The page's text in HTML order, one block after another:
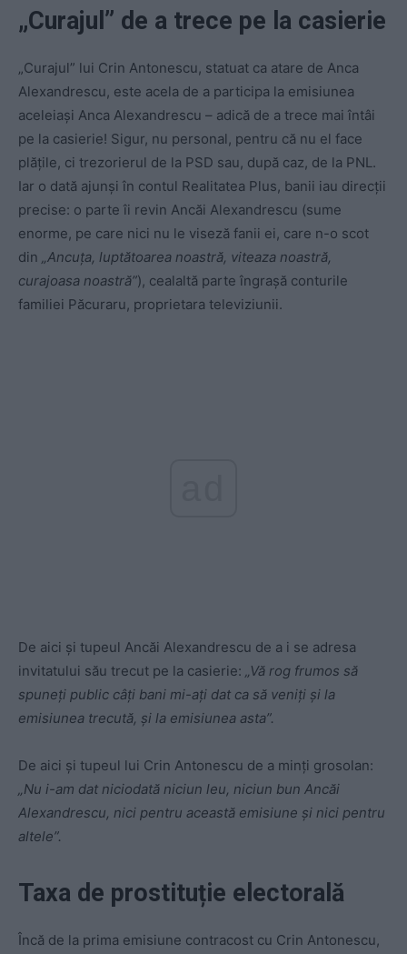
„Curajul” de a trece pe la casierie
„Curajul” lui Crin Antonescu, statuat ca atare de Anca
Alexandrescu, este acela de a participa la emisiunea
aceleiași Anca Alexandrescu – adică de a trece mai întâi
pe la casierie! Sigur, nu personal, pentru că nu el face
plățile, ci trezorierul de la PSD sau, după caz, de la PNL.
Iar o dată ajunși în contul Realitatea Plus, banii iau direcții
precise: o parte îi revin Ancăi Alexandrescu (sume
enorme, pe care nici nu le viseză fanii ei, care n-o scot
din „Ancuța, luptătoarea noastră, viteaza noastră,
curajoasa noastră”), cealaltă parte îngrașă conturile
familiei Păcuraru, proprietara televiziunii.
De aici și tupeul Ancăi Alexandrescu de a i se adresa
invitatului său trecut pe la casierie: „Vă rog frumos să
spuneți public câți bani mi-ați dat ca să veniți și la
emisiunea trecută, și la emisiunea asta”.
De aici și tupeul lui Crin Antonescu de a minți grosolan:
„Nu i-am dat niciodată niciun leu, niciun bun Ancăi
Alexandrescu, nici pentru această emisiune și nici pentru
altele”.
Taxa de prostituție electorală
Încă de la prima emisiune contracost cu Crin Antonescu,